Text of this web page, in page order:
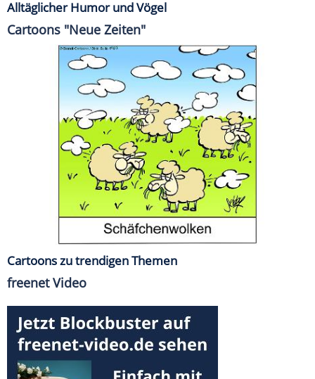
Alltäglicher Humor und Vögel
Cartoons "Neue Zeiten"
Cartoons zu trendigen Themen
freenet Video